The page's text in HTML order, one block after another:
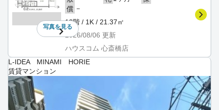
写真を見る
償 －
12階 / 1K / 21.37㎡
2026/08/06 更新
ハウスコム 心斎橋店
L-IDEA MINAMI HORIE
賃貸マンション